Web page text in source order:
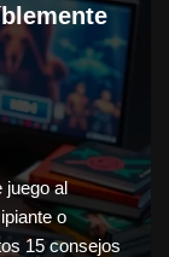
juego al
o
15 consejos